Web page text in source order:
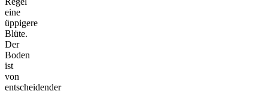
eine
üppigere
Blüte.
Der
Boden
ist
von
entscheidender